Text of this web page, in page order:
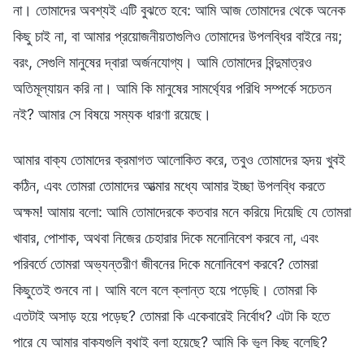
না। তোমাদের অবশ্যই এটি বুঝতে হবে: আমি আজ তোমাদের থেকে অনেক
কিছু চাই না, বা আমার প্রয়োজনীয়তাগুলিও তোমাদের উপলব্ধির বাইরে নয়;
বরং, সেগুলি মানুষের দ্বারা অর্জনযোগ্য। আমি তোমাদের বিন্দুমাত্রও
অতিমূল্যায়ন করি না। আমি কি মানুষের সামর্থ্যের পরিধি সম্পর্কে সচেতন
নই? আমার সে বিষয়ে সম্যক ধারণা রয়েছে।
আমার বাক্য তোমাদের ক্রমাগত আলোকিত করে, তবুও তোমাদের হৃদয় খুবই
কঠিন, এবং তোমরা তোমাদের আত্মার মধ্যে আমার ইচ্ছা উপলব্ধি করতে
অক্ষম! আমায় বলো: আমি তোমাদেরকে কতবার মনে করিয়ে দিয়েছি যে তোমরা
খাবার, পোশাক, অথবা নিজের চেহারার দিকে মনোনিবেশ করবে না, এবং
পরিবর্তে তোমরা অভ্যন্তরীণ জীবনের দিকে মনোনিবেশ করবে? তোমরা
কিছুতেই শুনবে না। আমি বলে বলে ক্লান্ত হয়ে পড়েছি। তোমরা কি
এতটাই অসাড় হয়ে পড়েছ? তোমরা কি একেবারেই নির্বোধ? এটা কি হতে
পারে যে আমার বাক্যগুলি বৃথাই বলা হয়েছে? আমি কি ভুল কিছু বলেছি?